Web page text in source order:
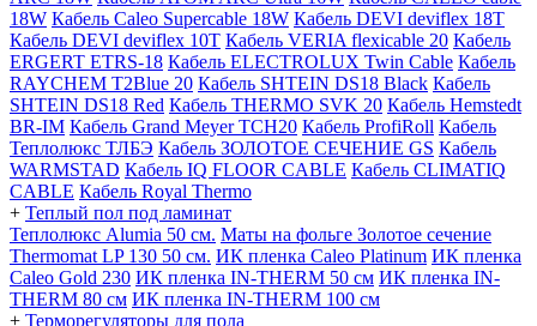
18W Кабель Caleo Supercable 18W Кабель DEVI deviflex 18T
Кабель DEVI deviflex 10T Кабель VERIA flexicable 20 Кабель
ERGERT ETRS-18 Кабель ELECTROLUX Twin Cable Кабель
RAYCHEM T2Blue 20 Кабель SHTEIN DS18 Black Кабель
SHTEIN DS18 Red Кабель THERMO SVK 20 Кабель Hemstedt
BR-IM Кабель Grand Meyer TCH20 Кабель ProfiRoll Кабель
Теплолюкс ТЛБЭ Кабель ЗОЛОТОЕ СЕЧЕНИЕ GS Кабель
WARMSTAD Кабель IQ FLOOR CABLE Кабель CLIMATIQ
CABLE Кабель Royal Thermo
+ Теплый пол под ламинат
Теплолюкс Alumia 50 см. Маты на фольге Золотое сечение
Thermomat LP 130 50 cм. ИК пленка Caleo Platinum ИК пленка
Caleo Gold 230 ИК пленка IN-THERM 50 см ИК пленка IN-
THERM 80 см ИК пленка IN-THERM 100 см
+ Терморегуляторы для пола